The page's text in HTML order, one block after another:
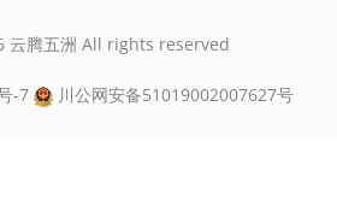
云腾五洲 All rights reserved
-7 川公网安备51019002007627号